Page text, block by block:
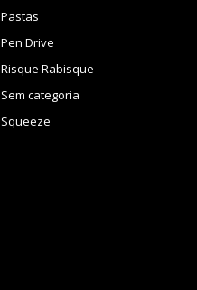
Pastas
Pen Drive
Risque Rabisque
Sem categoria
Squeeze